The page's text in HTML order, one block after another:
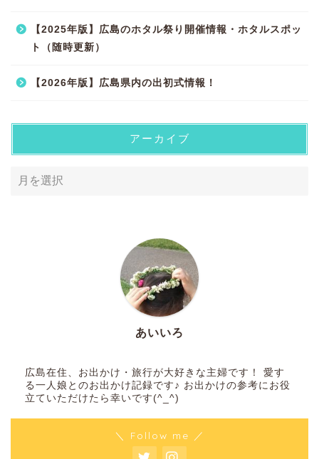
【2025年版】広島のホタル祭り開催情報・ホタルスポッ
ト（随時更新）
【2026年版】広島県内の出初式情報！
アーカイブ
あいいろ
広島在住、お出かけ・旅行が大好きな主婦です！ 愛す
る一人娘とのお出かけ記録です♪ お出かけの参考にお役
立ていただけたら幸いです(^_^)
＼ Follow me ／